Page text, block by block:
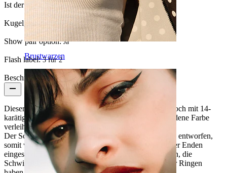
Brustwarzen
Ist der Schmuck beschichtet?:Ja, ganzer Schmuck
Kugelgröße: 6 mm
Show pair option:Ja
Flash label:3 für 2
Beschreibung
Dieser Ring ist aus Chirurgenstahl gefertigt. Er ist jedoch mit 14-
karätigem Gold beschichtet, was ihm eine schöne goldene Farbe
verleiht und seine Exklusivität unterstreicht.
Der Schmuck wurde ohne einen Schließmechanismus entworfen,
somit wird er durch einfaches hin und her bewegen der Enden
eingesetzt. Dies ist besonders ein Vorteil für diejenigen, die
Schwierigkeiten mit den Schließmechanismen anderer Ringen